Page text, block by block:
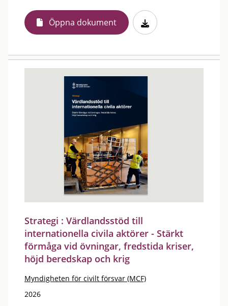
Öppna dokument
Strategi : Värdlandsstöd till
internationella civila aktörer - Stärkt
förmåga vid övningar, fredstida kriser,
höjd beredskap och krig
Myndigheten för civilt försvar (MCF)
2026